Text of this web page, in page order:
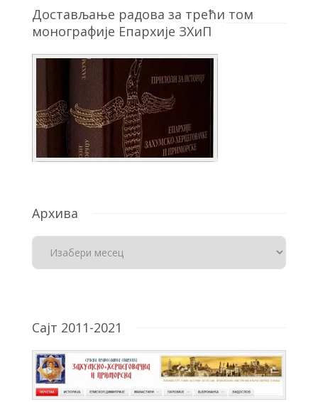
Достављање радова за трећи том
монографије Епархије ЗХиП
Архива
Сајт 2011-2021